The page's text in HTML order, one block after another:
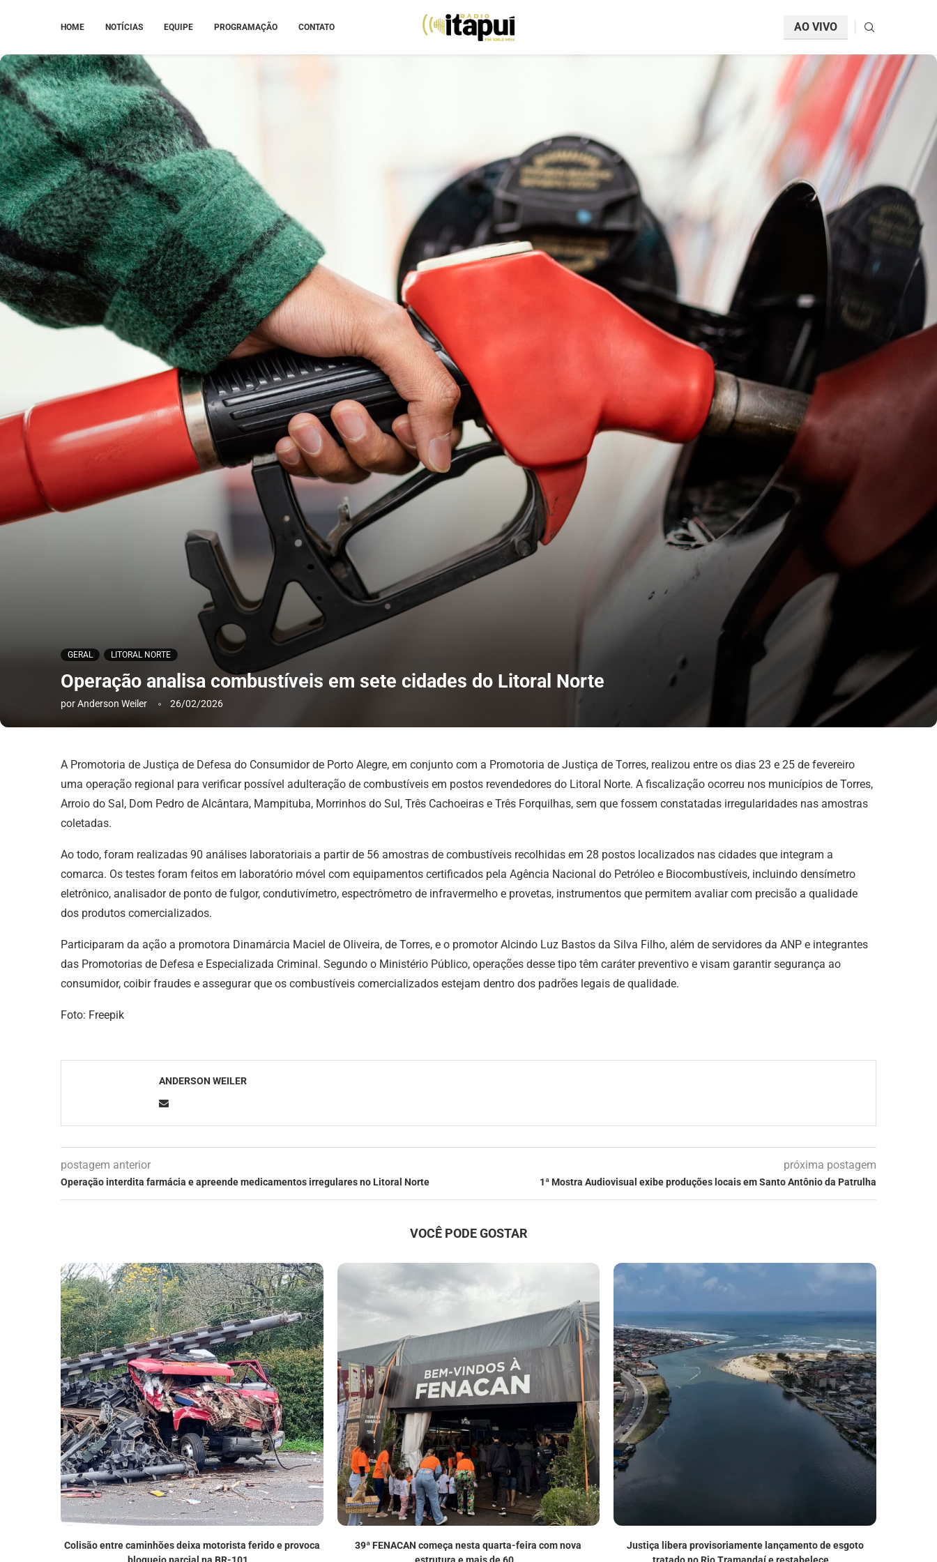
HOME NOTÍCIAS EQUIPE PROGRAMAÇÃO CONTATO AO VIVO
GERAL LITORAL NORTE
Operação analisa combustíveis em sete cidades do Litoral Norte
porAnderson Weiler 26/02/2026
A Promotoria de Justiça de Defesa do Consumidor de Porto Alegre, em conjunto com a Promotoria de Justiça de Torres, realizou entre os dias 23 e 25 de fevereiro
uma operação regional para verificar possível adulteração de combustíveis em postos revendedores do Litoral Norte. A fiscalização ocorreu nos municípios de Torres,
Arroio do Sal, Dom Pedro de Alcântara, Mampituba, Morrinhos do Sul, Três Cachoeiras e Três Forquilhas, sem que fossem constatadas irregularidades nas amostras
coletadas.
Ao todo, foram realizadas 90 análises laboratoriais a partir de 56 amostras de combustíveis recolhidas em 28 postos localizados nas cidades que integram a
comarca. Os testes foram feitos em laboratório móvel com equipamentos certificados pela Agência Nacional do Petróleo e Biocombustíveis, incluindo densímetro
eletrônico, analisador de ponto de fulgor, condutivímetro, espectrômetro de infravermelho e provetas, instrumentos que permitem avaliar com precisão a qualidade
dos produtos comercializados.
Participaram da ação a promotora Dinamárcia Maciel de Oliveira, de Torres, e o promotor Alcindo Luz Bastos da Silva Filho, além de servidores da ANP e integrantes
das Promotorias de Defesa e Especializada Criminal. Segundo o Ministério Público, operações desse tipo têm caráter preventivo e visam garantir segurança ao
consumidor, coibir fraudes e assegurar que os combustíveis comercializados estejam dentro dos padrões legais de qualidade.
Foto: Freepik
ANDERSON WEILER
postagem anterior
Operação interdita farmácia e apreende medicamentos irregulares no Litoral Norte
próxima postagem
1ª Mostra Audiovisual exibe produções locais em Santo Antônio da Patrulha
VOCÊ PODE GOSTAR
Colisão entre caminhões deixa motorista ferido e provoca
39ª FENACAN começa nesta quarta-feira com nova
Justiça libera provisoriamente lançamento de esgoto